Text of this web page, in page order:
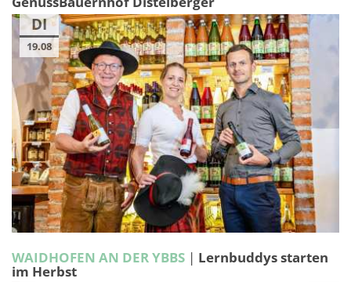
DI
19.08
WAIDHOFEN AN DER YBBS | Lernbuddys starten
im Herbst